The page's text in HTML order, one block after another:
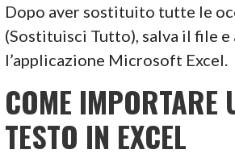
Dopo aver sostituito tutte le
(Sostituisci Tutto), salva il file e
l’applicazione Microsoft Excel.
COME IMPORTARE
TESTO IN EXCEL